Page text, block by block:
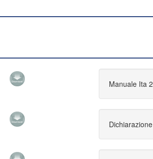
Manuale Ita